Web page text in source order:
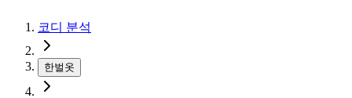
코디 분석
한벌옷